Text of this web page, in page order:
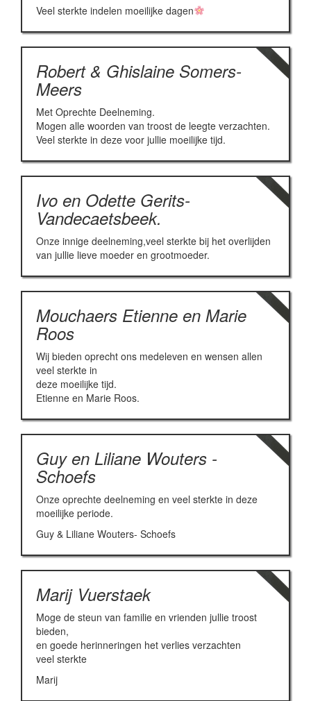
Veel sterkte indelen moeilijke dagen
Robert & Ghislaine Somers-
Meers
Met Oprechte Deelneming.
Mogen alle woorden van troost de leegte verzachten.
Veel sterkte in deze voor jullie moeilijke tijd.
Ivo en Odette Gerits-
Vandecaetsbeek.
Onze innige deelneming,veel sterkte bij het overlijden
van jullie lieve moeder en grootmoeder.
Mouchaers Etienne en Marie
Roos
Wij bieden oprecht ons medeleven en wensen allen
veel sterkte in
deze moeilijke tijd.
Etienne en Marie Roos.
Guy en Liliane Wouters -
Schoefs
Onze oprechte deelneming en veel sterkte in deze
moeilijke periode.
Guy & Liliane Wouters- Schoefs
Marij Vuerstaek
Moge de steun van familie en vrienden jullie troost
bieden,
en goede herinneringen het verlies verzachten
veel sterkte
Marij